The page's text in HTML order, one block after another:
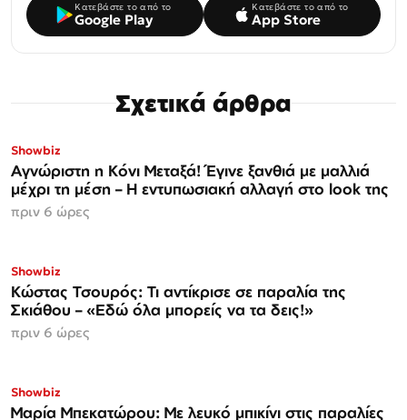
Κατεβάστε το από το
Google Play
Κατεβάστε το από το
App Store
Σχετικά άρθρα
Showbiz
Αγνώριστη η Κόνι Μεταξά! Έγινε ξανθιά με μαλλιά
μέχρι τη μέση – Η εντυπωσιακή αλλαγή στο look της
πριν 6 ώρες
Showbiz
Κώστας Τσουρός: Τι αντίκρισε σε παραλία της
Σκιάθου – «Εδώ όλα μπορείς να τα δεις!»
πριν 6 ώρες
Showbiz
Μαρία Μπεκατώρου: Με λευκό μπικίνι στις παραλίες